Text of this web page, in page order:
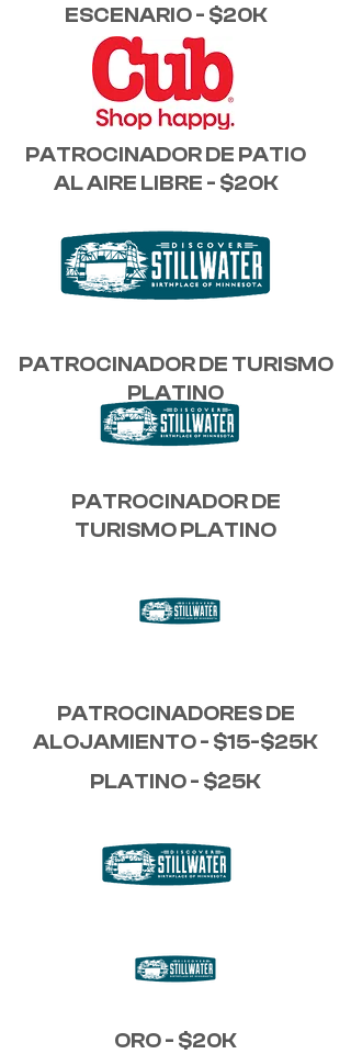
ESCENARIO - $20K
PATROCINADOR DE PATIO
AL AIRE LIBRE - $20K
PATROCINADOR DE TURISMO
PLATINO
PATROCINADOR DE
TURISMO PLATINO
PATROCINADORES DE
ALOJAMIENTO - $15-$25K
PLATINO - $25K
ORO - $20K